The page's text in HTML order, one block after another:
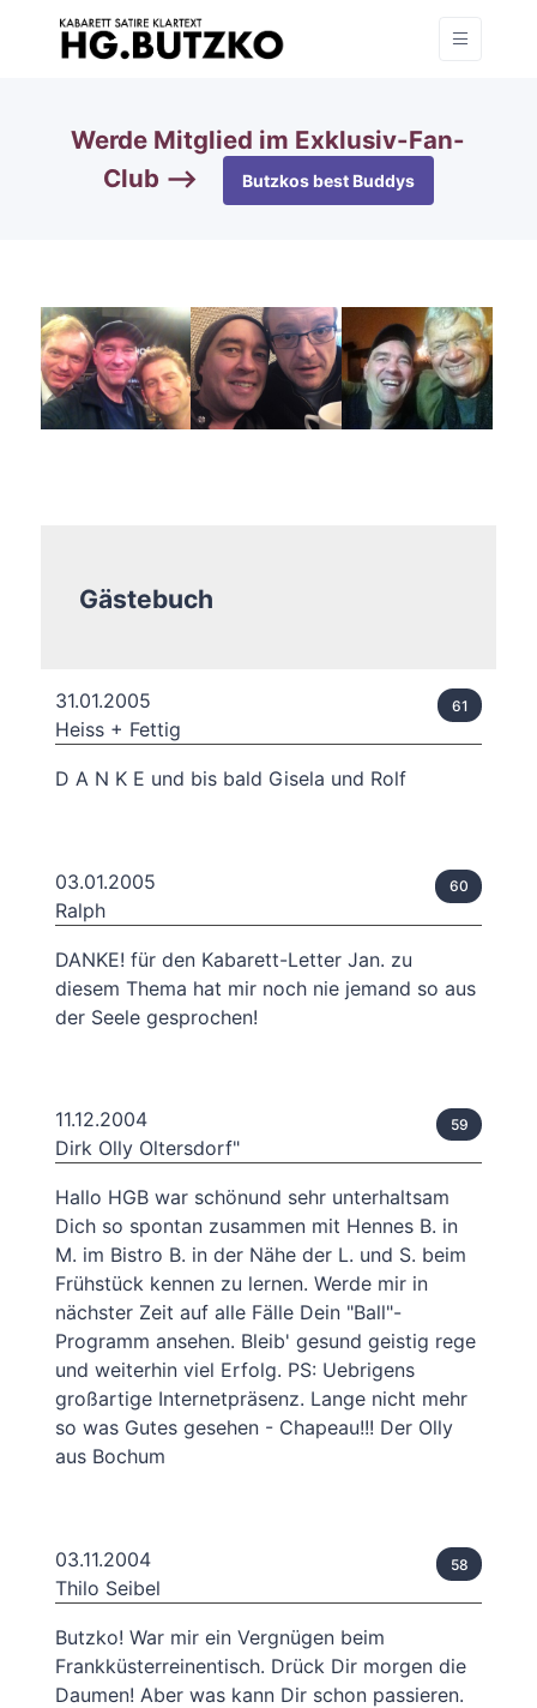
Werde Mitglied im Exklusiv-Fan-
Club —>
Butzkos best Buddys
Gästebuch
31.01.2005
Heiss + Fettig
61
D A N K E und bis bald Gisela und Rolf
03.01.2005
Ralph
60
DANKE! für den Kabarett-Letter Jan. zu
diesem Thema hat mir noch nie jemand so aus
der Seele gesprochen!
11.12.2004
Dirk Olly Oltersdorf"
59
Hallo HGB war schönund sehr unterhaltsam
Dich so spontan zusammen mit Hennes B. in
M. im Bistro B. in der Nähe der L. und S. beim
Frühstück kennen zu lernen. Werde mir in
nächster Zeit auf alle Fälle Dein "Ball"-
Programm ansehen. Bleib' gesund geistig rege
und weiterhin viel Erfolg. PS: Uebrigens
großartige Internetpräsenz. Lange nicht mehr
so was Gutes gesehen - Chapeau!!! Der Olly
aus Bochum
03.11.2004
Thilo Seibel
58
Butzko! War mir ein Vergnügen beim
Frankküsterreinentisch. Drück Dir morgen die
Daumen! Aber was kann Dir schon passieren.